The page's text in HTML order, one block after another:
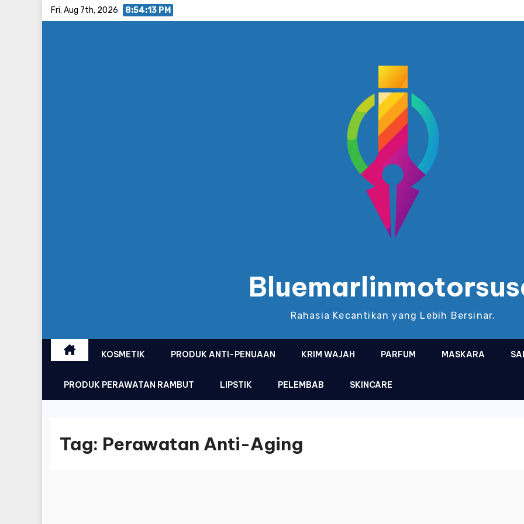
Fri. Aug 7th, 2026 8:54:14 PM
Rahasia Kecantikan yang Lebih Bersinar.
KOSMETIK PRODUK ANTI-PENUAAN KRIM WAJAH PARFUM MASKARA
PRODUK PERAWATAN RAMBUT LIPSTIK PELEMBAB SKINCARE
Tag: Perawatan Anti-Aging